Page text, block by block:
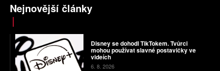
Nejnovější články
Disney se dohodl TikTokem. Tvůrci
mohou používat slavné postavičky ve
videích
6. 8. 2026